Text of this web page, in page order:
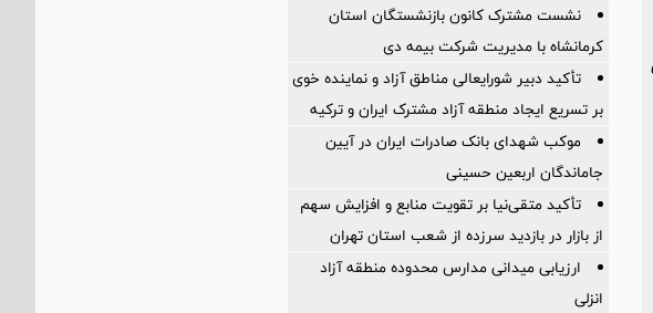
نشست مشترک کانون بازنشستگان استان
کرمانشاه با مدیریت شرکت بیمه دی
تأکید دبیر شورایعالی مناطق آزاد و نماینده خوی
بر تسریع ایجاد منطقه آزاد مشترک ایران و ترکیه
موکب شهدای بانک صادرات ایران در آیین
جاماندگان اربعین حسینی
تأکید متقی‌نیا بر تقویت منابع و افزایش سهم
از بازار در بازدید سرزده از شعب استان تهران
ارزیابی میدانی مدارس محدوده منطقه آزاد
انزلی